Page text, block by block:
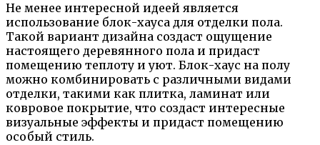
Не менее интересной идеей является
использование блок-хауса для отделки пола.
Такой вариант дизайна создаст ощущение
настоящего деревянного пола и придаст
помещению теплоту и уют. Блок-хаус на полу
можно комбинировать с различными видами
отделки, такими как плитка, ламинат или
ковровое покрытие, что создаст интересные
визуальные эффекты и придаст помещению
особый стиль.